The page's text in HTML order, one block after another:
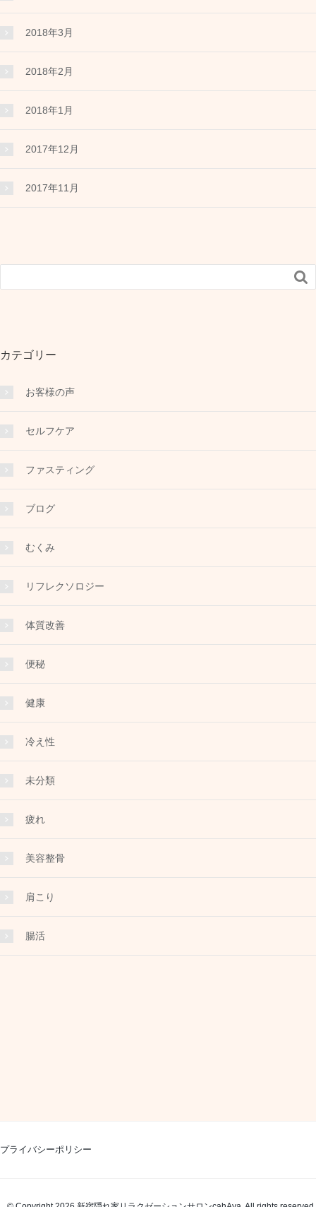
2018年3月
2018年2月
2018年1月
2017年12月
2017年11月

カテゴリー
お客様の声
セルフケア
ファスティング
ブログ
むくみ
リフレクソロジー
体質改善
便秘
健康
冷え性
未分類
疲れ
美容整骨
肩こり
腸活
プライバシーポリシー